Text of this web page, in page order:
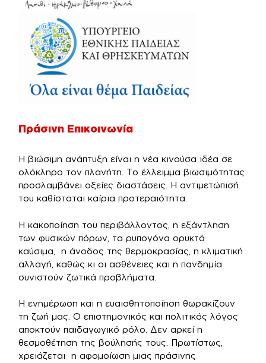
Πράσινη Επικοινωνία
Η βιώσιμη ανάπτυξη είναι η νέα κινούσα ιδέα σε
ολόκληρο τον πλανήτη. Το έλλειμμα βιωσιμότητας
προσλαμβάνει οξείες διαστάσεις. Η αντιμετώπισή
του καθίσταται καίρια προτεραιότητα.
Η κακοποίηση του περιβάλλοντος, η εξάντληση
των φυσικών πόρων, τα ρυπογόνα ορυκτά
καύσιμα, η άνοδος της θερμοκρασίας, η κλιματική
αλλαγή, καθώς κι οι ασθένειες και η πανδημία
συνιστούν ζωτικά προβλήματα.
Η ενημέρωση και η ευαισθητοποίηση θωρακίζουν
τη ζωή μας. Ο επιστημονικός και πολιτικός λόγος
αποκτούν παιδαγωγικό ρόλο. Δεν αρκεί η
θεσμοθέτηση της βούλησής τους. Πρωτίστως,
χρειάζεται η αφομοίωση μιας πράσινης